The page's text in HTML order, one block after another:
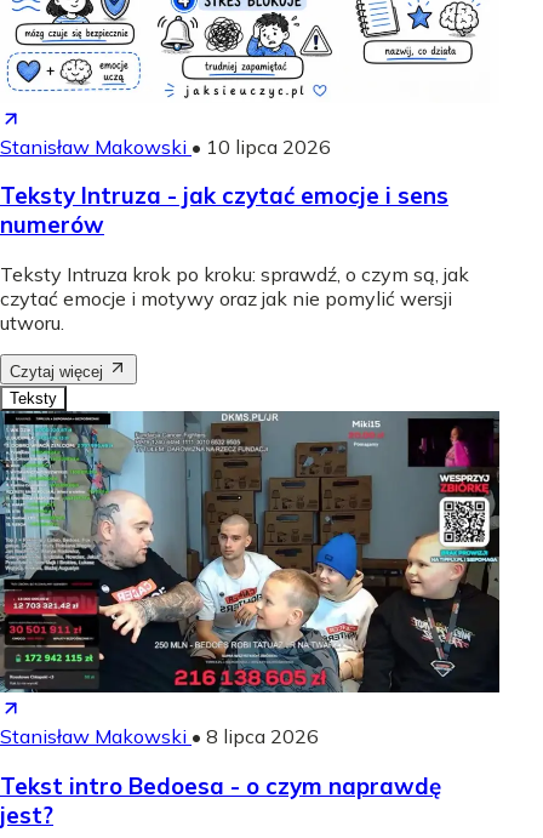
Stanisław Makowski • 10 lipca 2026
Teksty Intruza - jak czytać emocje i sens
numerów
Teksty Intruza krok po kroku: sprawdź, o czym są, jak
czytać emocje i motywy oraz jak nie pomylić wersji
utworu.
Czytaj więcej
Teksty
Stanisław Makowski • 8 lipca 2026
Tekst intro Bedoesa - o czym naprawdę
jest?